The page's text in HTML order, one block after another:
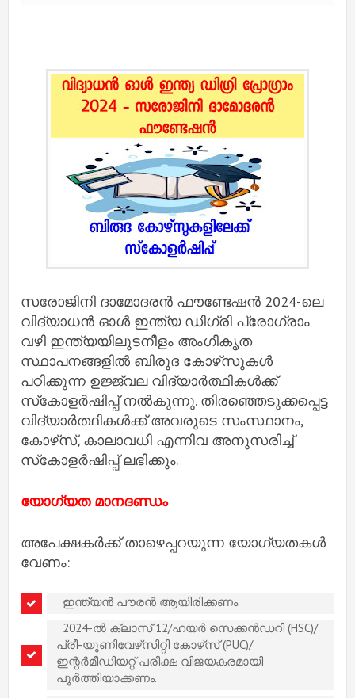
സരോജിനി ദാമോദരൻ ഫൗണ്ടേഷൻ 2024-ലെ
വിദ്യാധൻ ഓൾ ഇന്ത്യ ഡിഗ്രി പ്രോഗ്രാം
വഴി ഇന്ത്യയിലുടനീളം അംഗീകൃത
സ്ഥാപനങ്ങളിൽ ബിരുദ കോഴ്‌സുകൾ
പഠിക്കുന്ന ഉജ്ജ്വല വിദ്യാർത്ഥികൾക്ക്
സ്‌കോളർഷിപ്പ് നൽകുന്നു. തിരഞ്ഞെടുക്കപ്പെട്ട
വിദ്യാർത്ഥികൾക്ക് അവരുടെ സംസ്ഥാനം,
കോഴ്‌സ്, കാലാവധി എന്നിവ അനുസരിച്ച്
സ്‌കോളർഷിപ്പ് ലഭിക്കും.
യോഗ്യത മാനദണ്ഡം
അപേക്ഷകർക്ക് താഴെപ്പറയുന്ന യോഗ്യതകൾ
വേണം:
ഇന്ത്യൻ പൗരൻ ആയിരിക്കണം.
2024-ൽ ക്ലാസ് 12/ഹയർ സെക്കൻഡറി (HSC)/
പ്രീ-യൂണിവേഴ്‌സിറ്റി കോഴ്‌സ് (PUC)/
ഇന്റർമീഡിയറ്റ് പരീക്ഷ വിജയകരമായി
പൂർത്തിയാക്കണം.